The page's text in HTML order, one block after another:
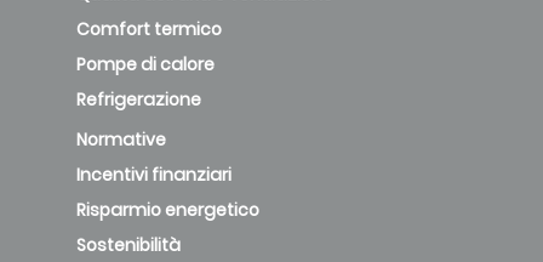
Comfort termico
Pompe di calore
Refrigerazione
Normative
Incentivi finanziari
Risparmio energetico
Sostenibilità